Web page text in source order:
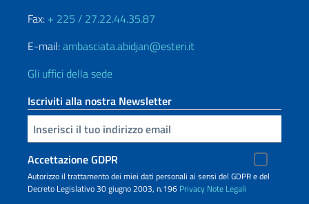
Fax: + 225 / 27.22.44.35.87
E-mail:ambasciata.abidjan@esteri.it
Gli uffici della sede
Iscriviti alla nostra Newsletter
Inserisci la tua email
Accettazione GDPR
Autorizzo il trattamento dei miei dati personali ai sensi del GDPR e del
Decreto Legislativo 30 giugno 2003, n.196 Privacy Note Legali